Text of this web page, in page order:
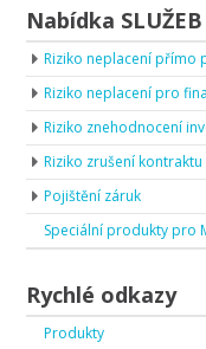
Nabídka SLUŽEB
Riziko neplacení přímo
Riziko neplacení pro
Riziko znehodnocení
Riziko zrušení
Pojištění záruk
Speciální produkty pro
Rychlé odkazy
Produkty